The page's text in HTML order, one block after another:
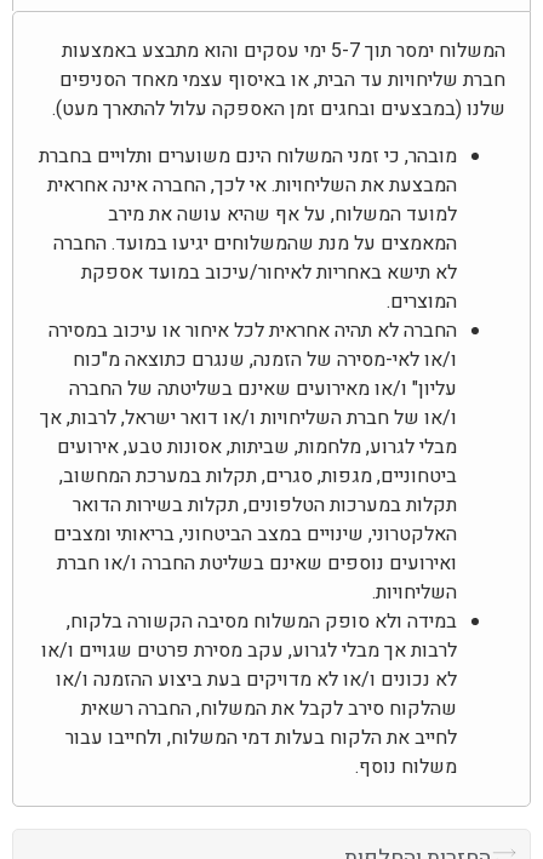
המשלוח ימסר תוך 5-7 ימי עסקים והוא מתבצע באמצעות
חברת שליחויות עד הבית, או באיסוף עצמי מאחד הסניפים
שלנו (במבצעים ובחגים זמן האספקה עלול להתארך מעט).
מובהר, כי זמני המשלוח הינם משוערים ותלויים בחברת
המבצעת את השליחויות. אי לכך, החברה אינה אחראית
למועד המשלוח, על אף שהיא עושה את מירב
המאמצים על מנת שהמשלוחים יגיעו במועד. החברה
לא תישא באחריות לאיחור/עיכוב במועד אספקת
המוצרים.
החברה לא תהיה אחראית לכל איחור או עיכוב במסירה
ו/או לאי-מסירה של הזמנה, שנגרם כתוצאה מ"כוח
עליון" ו/או מאירועים שאינם בשליטתה של החברה
ו/או של חברת השליחויות ו/או דואר ישראל, לרבות, אך
מבלי לגרוע, מלחמות, שביתות, אסונות טבע, אירועים
ביטחוניים, מגפות, סגרים, תקלות במערכת המחשוב,
תקלות במערכות הטלפונים, תקלות בשירות הדואר
האלקטרוני, שינויים במצב הביטחוני, בריאותי ומצבים
ואירועים נוספים שאינם בשליטת החברה ו/או חברת
השליחויות.
במידה ולא סופק המשלוח מסיבה הקשורה בלקוח,
לרבות אך מבלי לגרוע, עקב מסירת פרטים שגויים ו/או
לא נכונים ו/או לא מדויקים בעת ביצוע ההזמנה ו/או
שהלקוח סירב לקבל את המשלוח, החברה רשאית
לחייב את הלקוח בעלות דמי המשלוח, ולחייבו עבור
משלוח נוסף.